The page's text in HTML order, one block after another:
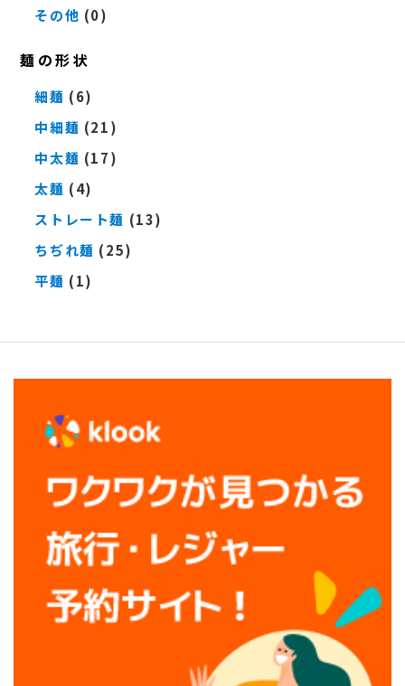
その他 (0)
麺の形状
細麺 (6)
中細麺 (21)
中太麺 (17)
太麺 (4)
ストレート麺 (13)
ちぢれ麺 (25)
平麺 (1)